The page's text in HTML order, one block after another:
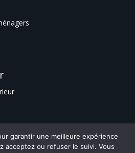
garantir une meilleure expérience
acceptez ou refuser le suivi. Vous